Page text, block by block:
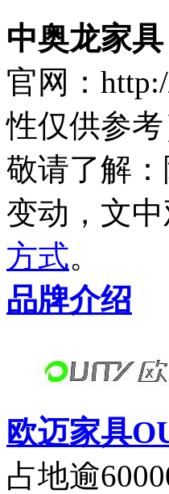
中奥龙家
官网：
性仅供参考
敬请了解
变动，文中
方式。
品牌介绍
欧迈家具
占地逾